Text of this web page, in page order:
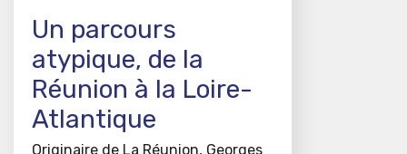
Un parcours
atypique, de la
Réunion à la Loire-
Atlantique
Originaire de La Réunion, Georges